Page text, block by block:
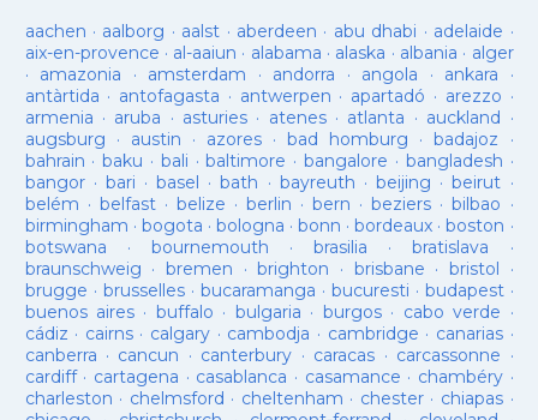
aachen · aalborg · aalst · aberdeen · abu dhabi · adelaide ·
aix-en-provence · al-aaiun · alabama · alaska · albania · alger
· amazonia · amsterdam · andorra · angola · ankara ·
antàrtida · antofagasta · antwerpen · apartadó · arezzo ·
armenia · aruba · asturies· atenes· atlanta · auckland ·
augsburg · austin · azores·bad homburg ·badajoz ·
bahrain ·baku · bali ·baltimore ·bangalore · bangladesh ·
bangor· bari ·basel ·bath · bayreuth ·beijing ·beirut ·
belém · belfast· belize · berlin ·bern ·beziers ·bilbao ·
birmingham · bogota · bologna ·bonn ·bordeaux ·boston ·
botswana · bournemouth ·brasilia ·bratislava ·
braunschweig · bremen ·brighton · brisbane · bristol ·
brugge · brusselles· bucaramanga · bucuresti · budapest·
buenos aires· buffalo · bulgaria · burgos· cabo verde ·
cádiz · cairns· calgary · cambodja · cambridge · canarias·
canberra · cancun · canterbury · caracas · carcassonne ·
cardiff· cartagena · casablanca · casamance · chambéry·
charleston · chelmsford · cheltenham · chester· chiapas ·